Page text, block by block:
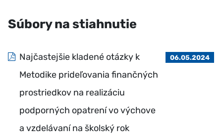
Súbory na stiahnutie
Najčastejšie kladené otázky k
Metodike prideľovania finančných
prostriedkov na realizáciu
podporných opatrení vo výchove
a vzdelávaní na školský rok
06.05.2024